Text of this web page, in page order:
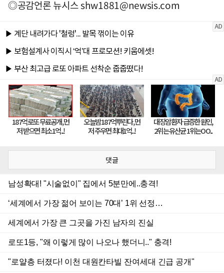
◎공감언론 뉴시스shw1881@newsis.com
댓글